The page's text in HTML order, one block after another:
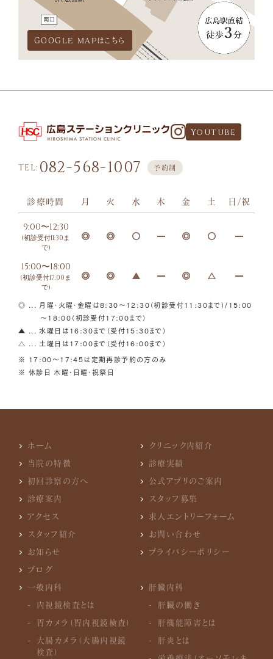
GOOGLE MAPはこちら
Youtube
TEL: 082-568-1007 予約制
診療時間 月 火 水 木 金 土 日/祝
9:00〜12:30
(初診受付11:30ま
で)
15:00〜18:00
(初診受付17:00ま
で)
◎ ... 月曜・火曜・金曜は8:30～12:30（初診受付11:30まで）/15:00
～18:00（初診受付17:00まで）
▲ ... 水曜日は16:30まで（受付15:30まで）
△ ... 土曜日は17:00まで（受付16:00まで）
※ 17:00〜17:45は定期再診予約の方のみ
※ 休診日 木曜・日曜・祝祭日
ホーム
当院の特徴
初回診察の方へ
診療案内
アクセス
スタッフ紹介
お知らせ
ブログ
クリニック内紹介
診療実績
公式アプリのご案内
スタッフ募集
求人エントリーフォーム
お問い合わせ
プライバシーポリシー
一般内科
内視鏡検査とは
胃カメラ（胃内視鏡検査）
大腸カメラ（大腸内視鏡
検査）
肝臓内科
肝臓の働き
肝機能障害とは
肝炎とは